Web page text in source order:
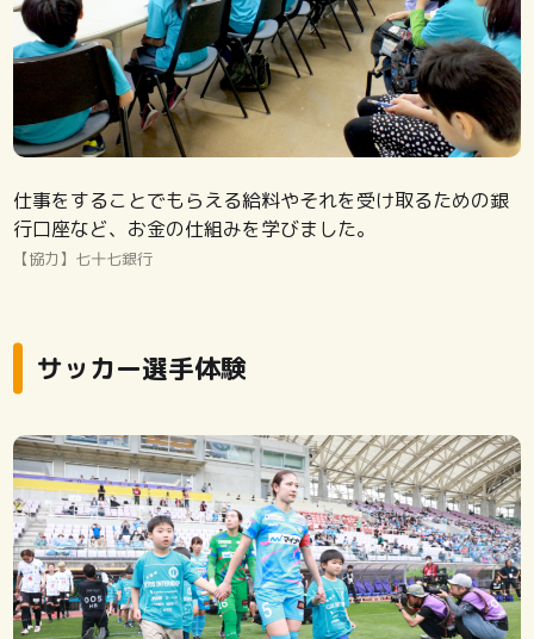
仕事をすることでもらえる給料やそれを受け取るための銀
行口座など、お金の仕組みを学びました。
【協力】七十七銀行
サッカー選手体験